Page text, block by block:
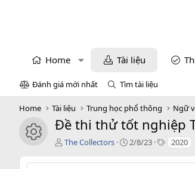
Home Tài liệu
Đánh giá mới nhất Tìm tài liệu
Home Tài liệu Trung học phổ thông Ngữ
icon tài liệu
Đề thi thử tốt nghiệp
T
c
The Collectors
C
e
2/8/23
T
g
2020